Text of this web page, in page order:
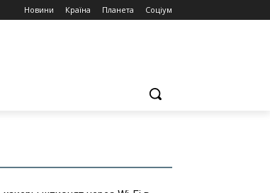
Новини Країна Планета Соціум